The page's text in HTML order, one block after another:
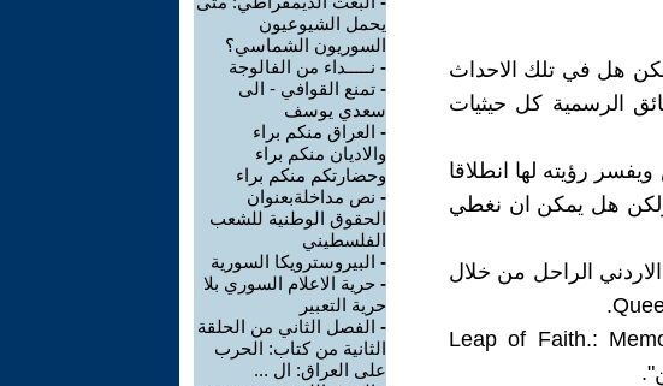
هل في تلك الاحداث
الرسمية كل حيثيات
رؤيته لها انطلاقا
ولكن هل يمكن ان نغطي
الراحل من خلال
Leap of Faith.:
يحمل الشيوعيون
السوريون الشماسي؟
- نـــــداء من الفالوجة
- تمنع القوافي - الى
سعدي يوسف
- العراق منكم براء
والاديان منكم براء
وحضارتكم منكم براء
- نص مداخلةبعنوان
الحقوق الوطنية للشعب
الفلسطيني
- البيروسترويكا السورية
- حرية الاعلام السوري بلا
حرية التعبير
- الفصل الثاني من الحلقة
الثانية من كتاب: الحرب
على العراق: ال ...